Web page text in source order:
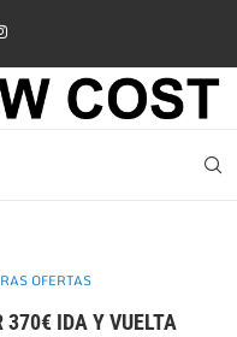
OFERTAS
370€ IDA Y VUELTA